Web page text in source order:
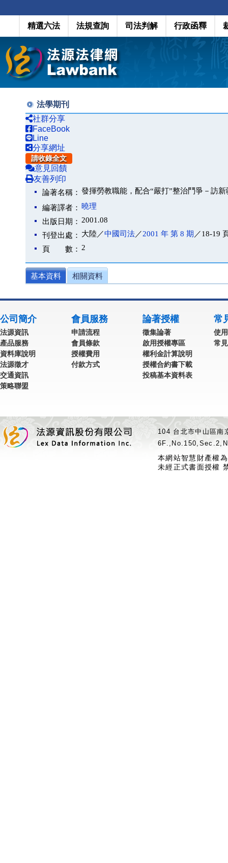
精選六法 法規查詢 司法判解 行政函釋
法學期刊
社群分享
FaceBook
Line
分享網址
請收錄全文
意見回饋
友善列印
論著名稱： 發揮勞教職能，配合“嚴打”整治鬥爭－訪
編著譯者： 曉理
出版日期： 2001.08
刊登出處： 大陸／中國司法／2001 年 第 8 期 ／18-19
頁 數： 2
基本資料 相關資料
公司簡介
法源資訊
產品服務
資料庫說明
法源徵才
交通資訊
策略聯盟
會員服務
申請流程
會員條款
授權費用
付款方式
論著授權
徵集論著
啟用授權專區
權利金計算說明
授權合約書下載
投稿基本資料表
常
使
常
104 台北市中山區
本網站智慧財產權
未經正式書面授權